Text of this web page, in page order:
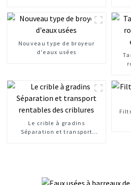
Nouveau type de broyeur
d'eaux usées
Le crible à gradins
Séparation et transport